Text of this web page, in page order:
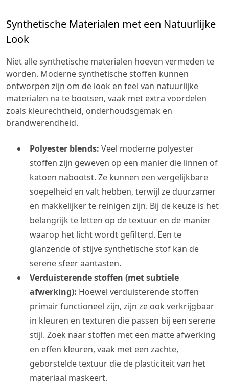
Synthetische Materialen met een Natuurlijke
Look
Niet alle synthetische materialen hoeven vermeden te
worden. Moderne synthetische stoffen kunnen
ontworpen zijn om de look en feel van natuurlijke
materialen na te bootsen, vaak met extra voordelen
zoals kleurechtheid, onderhoudsgemak en
brandwerendheid.
Polyester blends: Veel moderne polyester
stoffen zijn geweven op een manier die linnen of
katoen nabootst. Ze kunnen een vergelijkbare
soepelheid en valt hebben, terwijl ze duurzamer
en makkelijker te reinigen zijn. Bij de keuze is het
belangrijk te letten op de textuur en de manier
waarop het licht wordt gefilterd. Een te
glanzende of stijve synthetische stof kan de
serene sfeer aantasten.
Verduisterende stoffen (met subtiele
afwerking): Hoewel verduisterende stoffen
primair functioneel zijn, zijn ze ook verkrijgbaar
in kleuren en texturen die passen bij een serene
stijl. Zoek naar stoffen met een matte afwerking
en effen kleuren, vaak met een zachte,
geborstelde textuur die de plasticiteit van het
materiaal maskeert.